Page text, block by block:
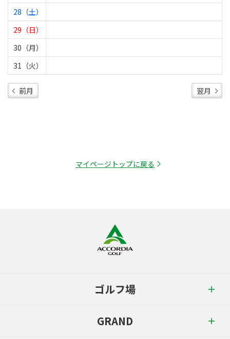
28（土）
29（日）
30（月）
31（火）
前月 翌月
マイページトップに戻る
ゴルフ場
GRAND